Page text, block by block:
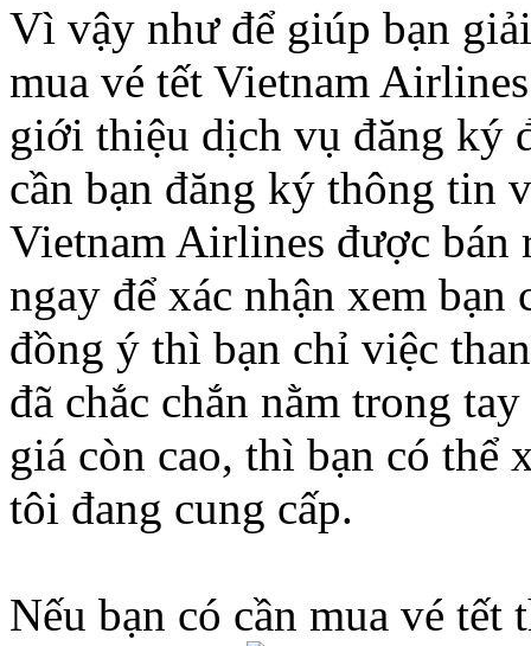
Vì vậy như để giúp bạn
mua vé tết Vietnam
giới thiệu dịch vụ đăng ký
cần bạn đăng ký thông tin
Vietnam Airlines được bán
ngay để xác nhận xem
đồng ý thì bạn chỉ việc
đã chắc chắn nằm trong
giá còn cao, thì bạn có thể
tôi đang cung cấp.
Nếu bạn có cần mua vé tết